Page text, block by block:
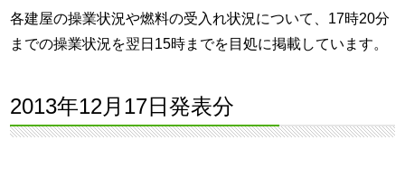
各建屋の操業状況や燃料の受入れ状況について、17時20分
までの操業状況を翌日15時までを目処に掲載しています。
2013年12月17日発表分